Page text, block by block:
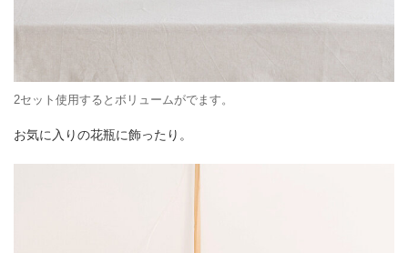
2セット使用するとボリュームがでます。
お気に入りの花瓶に飾ったり。